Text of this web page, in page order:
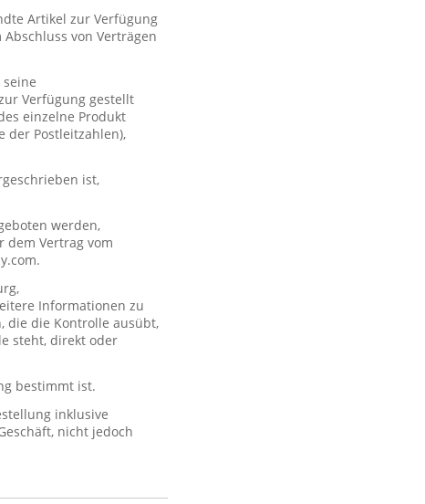
Artikel zur Verfügung
von Verträgen
Verfügung gestellt
einzelne Produkt
der Postleitzahlen),
ist,
werden,
dem Vertrag vom
Informationen zu
die die Kontrolle ausübt,
steht, direkt oder
bestimmt ist.
inklusive
nicht jedoch